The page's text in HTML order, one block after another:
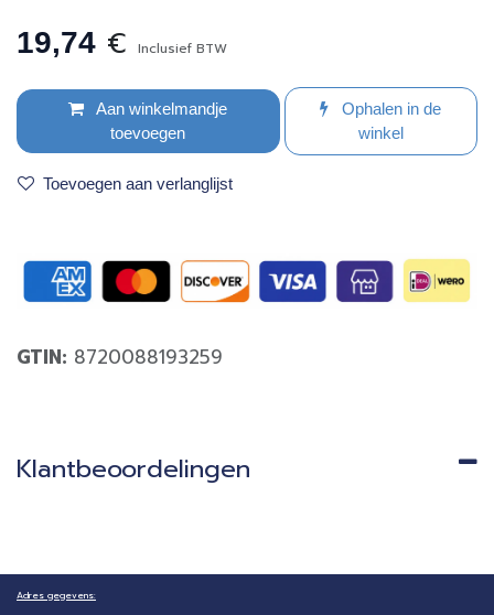
19,74 € Inclusief BTW
Aan winkelmandje
toevoegen
Ophalen in de
winkel
Toevoegen aan verlanglijst
GTIN: 8720088193259
Klantbeoordelingen
Adres gegevens: